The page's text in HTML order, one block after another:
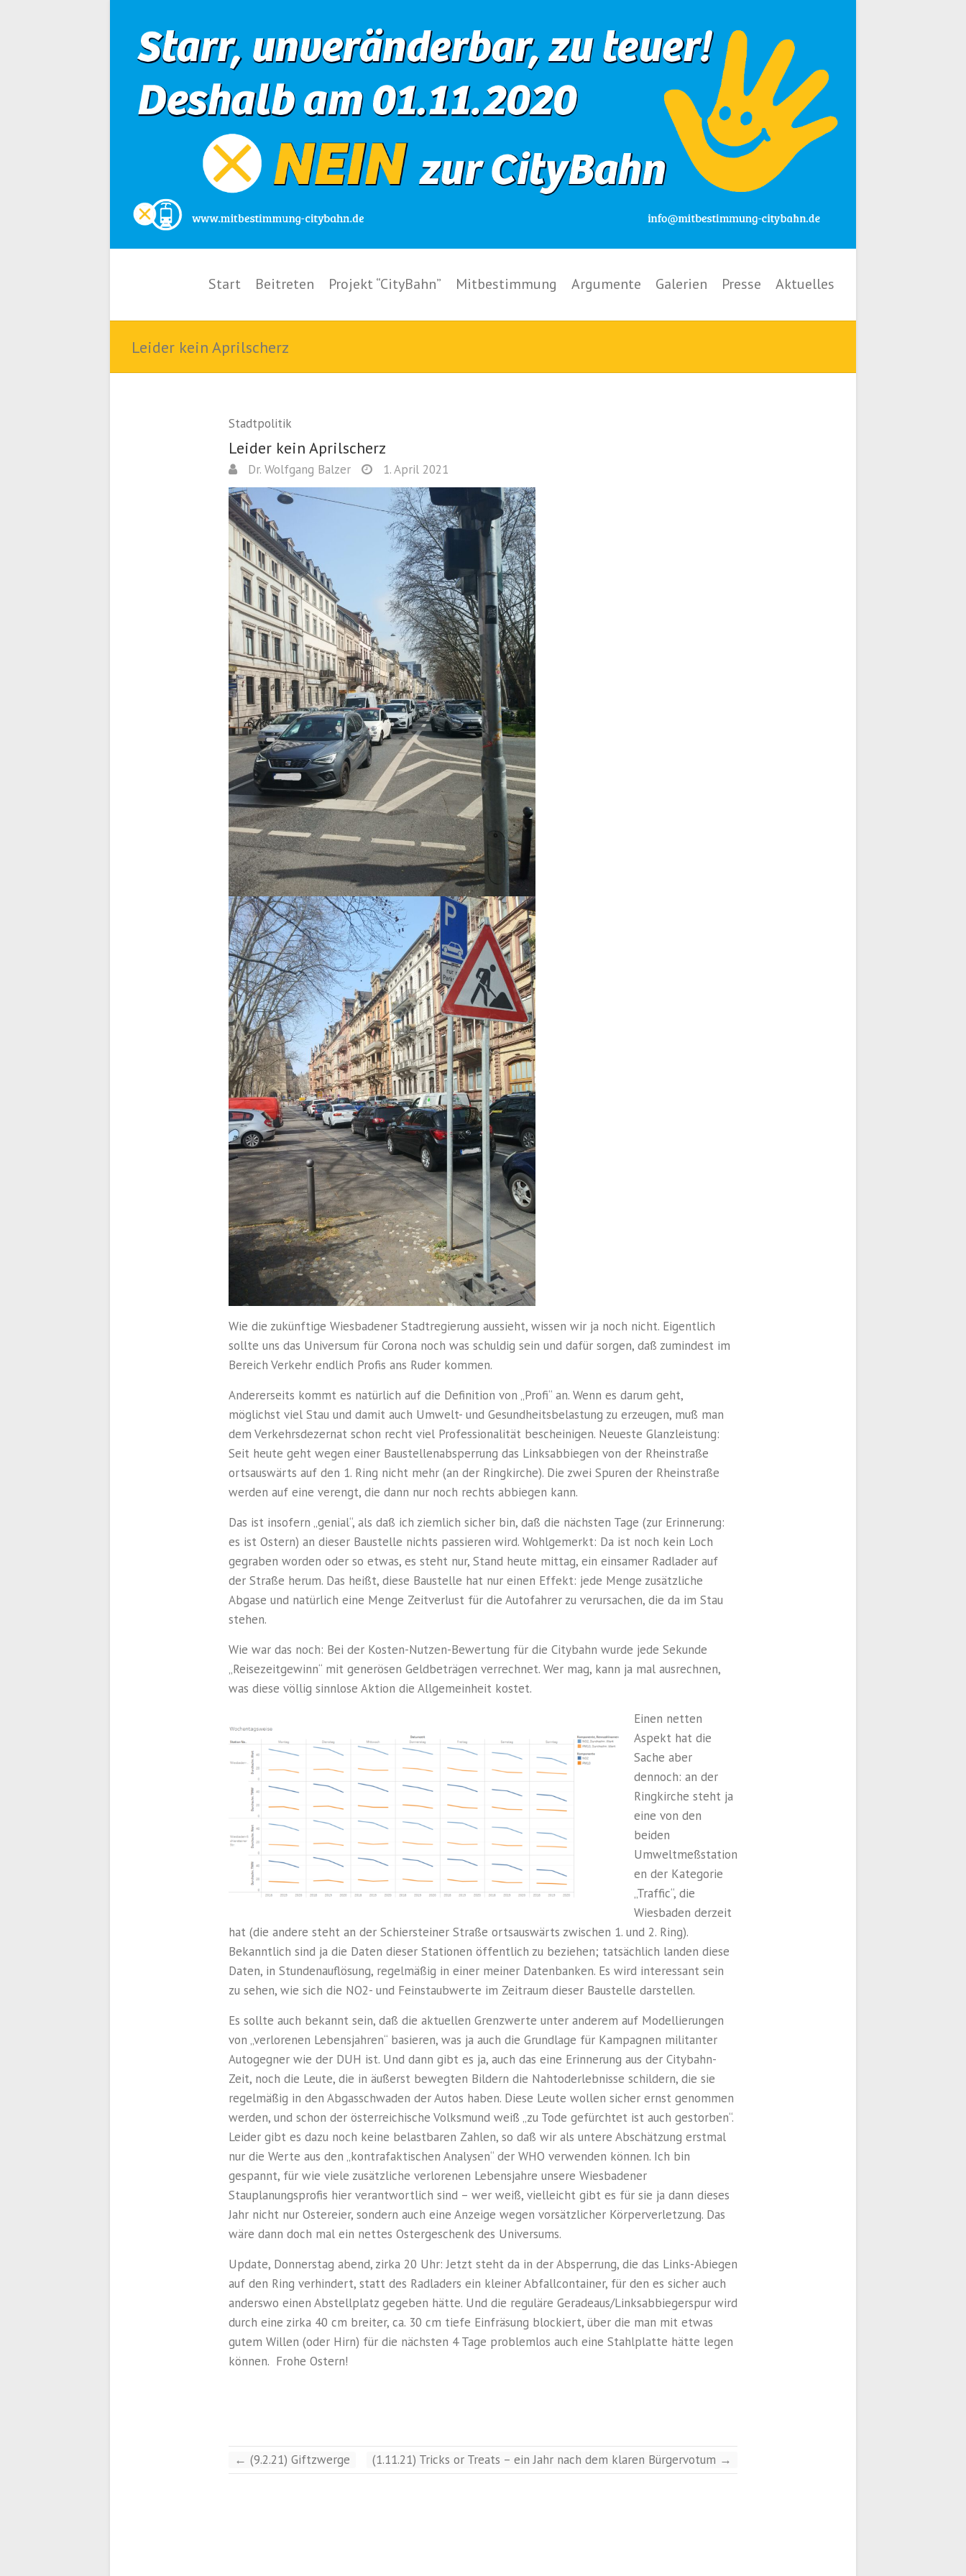
Start Beitreten Projekt “CityBahn” Mitbestimmung Argumente Galerien Presse Aktuelles
Leider kein Aprilscherz
Stadtpolitik
Leider kein Aprilscherz
Dr. Wolfgang Balzer 1. April 2021
Wie die zukünftige Wiesbadener Stadtregierung aussieht, wissen wir ja noch nicht. Eigentlich
sollte uns das Universum für Corona noch was schuldig sein und dafür sorgen, daß zumindest im
Bereich Verkehr endlich Profis ans Ruder kommen.
Andererseits kommt es natürlich auf die Definition von „Profi“ an. Wenn es darum geht,
möglichst viel Stau und damit auch Umwelt- und Gesundheitsbelastung zu erzeugen, muß man
dem Verkehrsdezernat schon recht viel Professionalität bescheinigen. Neueste Glanzleistung:
Seit heute geht wegen einer Baustellenabsperrung das Linksabbiegen von der Rheinstraße
ortsauswärts auf den 1. Ring nicht mehr (an der Ringkirche). Die zwei Spuren der Rheinstraße
werden auf eine verengt, die dann nur noch rechts abbiegen kann.
Das ist insofern „genial“, als daß ich ziemlich sicher bin, daß die nächsten Tage (zur Erinnerung:
es ist Ostern) an dieser Baustelle nichts passieren wird. Wohlgemerkt: Da ist noch kein Loch
gegraben worden oder so etwas, es steht nur, Stand heute mittag, ein einsamer Radlader auf
der Straße herum. Das heißt, diese Baustelle hat nur einen Effekt: jede Menge zusätzliche
Abgase und natürlich eine Menge Zeitverlust für die Autofahrer zu verursachen, die da im Stau
stehen.
Wie war das noch: Bei der Kosten-Nutzen-Bewertung für die Citybahn wurde jede Sekunde
„Reisezeitgewinn“ mit generösen Geldbeträgen verrechnet. Wer mag, kann ja mal ausrechnen,
was diese völlig sinnlose Aktion die Allgemeinheit kostet.
Einen netten
Aspekt hat die
Sache aber
dennoch: an der
Ringkirche steht ja
eine von den
beiden
Umweltmeßstation
en der Kategorie
„Traffic“, die
Wiesbaden derzeit
hat (die andere steht an der Schiersteiner Straße ortsauswärts zwischen 1. und 2. Ring).
Bekanntlich sind ja die Daten dieser Stationen öffentlich zu beziehen; tatsächlich landen diese
Daten, in Stundenauflösung, regelmäßig in einer meiner Datenbanken. Es wird interessant sein
zu sehen, wie sich die NO2- und Feinstaubwerte im Zeitraum dieser Baustelle darstellen.
Es sollte auch bekannt sein, daß die aktuellen Grenzwerte unter anderem auf Modellierungen
von „verlorenen Lebensjahren“ basieren, was ja auch die Grundlage für Kampagnen militanter
Autogegner wie der DUH ist. Und dann gibt es ja, auch das eine Erinnerung aus der Citybahn-
Zeit, noch die Leute, die in äußerst bewegten Bildern die Nahtoderlebnisse schildern, die sie
regelmäßig in den Abgasschwaden der Autos haben. Diese Leute wollen sicher ernst genommen
werden, und schon der österreichische Volksmund weiß „zu Tode gefürchtet ist auch gestorben“.
Leider gibt es dazu noch keine belastbaren Zahlen, so daß wir als untere Abschätzung erstmal
nur die Werte aus den „kontrafaktischen Analysen“ der WHO verwenden können. Ich bin
gespannt, für wie viele zusätzliche verlorenen Lebensjahre unsere Wiesbadener
Stauplanungsprofis hier verantwortlich sind – wer weiß, vielleicht gibt es für sie ja dann dieses
Jahr nicht nur Ostereier, sondern auch eine Anzeige wegen vorsätzlicher Körperverletzung. Das
wäre dann doch mal ein nettes Ostergeschenk des Universums.
Update, Donnerstag abend, zirka 20 Uhr: Jetzt steht da in der Absperrung, die das Links-Abiegen
auf den Ring verhindert, statt des Radladers ein kleiner Abfallcontainer, für den es sicher auch
anderswo einen Abstellplatz gegeben hätte. Und die reguläre Geradeaus/Linksabbiegerspur wird
durch eine zirka 40 cm breiter, ca. 30 cm tiefe Einfräsung blockiert, über die man mit etwas
gutem Willen (oder Hirn) für die nächsten 4 Tage problemlos auch eine Stahlplatte hätte legen
können. Frohe Ostern!
← (9.2.21) Giftzwerge (1.11.21) Tricks or Treats – ein Jahr nach dem klaren Bürgervotum →